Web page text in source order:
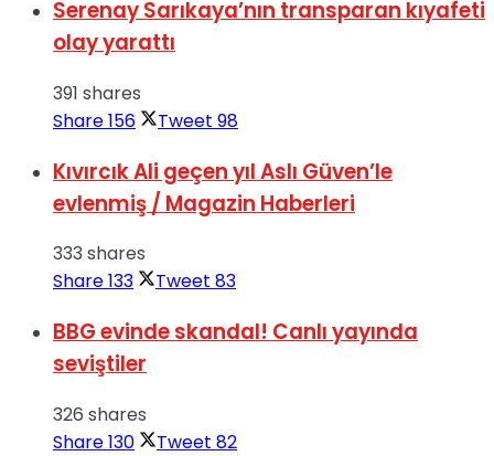
Serenay Sarıkaya’nın transparan kıyafeti
olay yarattı
391 shares
Share156 Tweet 98
Kıvırcık Ali geçen yıl Aslı Güven’le
evlenmiş / Magazin Haberleri
333 shares
Share133 Tweet 83
BBG evinde skandal! Canlı yayında
seviştiler
326 shares
Share130 Tweet 82